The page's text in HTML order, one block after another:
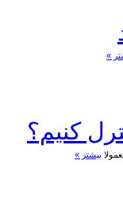
»
کنیم؟
بیشتر »